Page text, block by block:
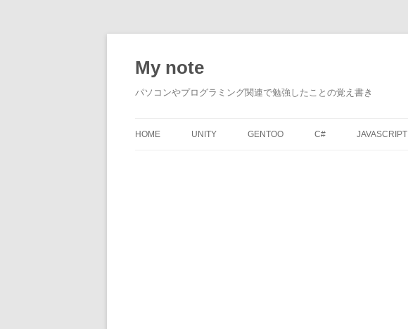
My note
パソコンやプログラミング関連で勉強したことの覚え書き
HOME UNITY GENTOO C# JAVASCRIPT